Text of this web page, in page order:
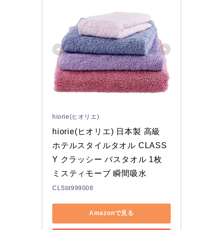
hiorie(ヒオリエ)
hiorie(ヒオリエ) 日本製 高級
ホテルスタイルタオル CLASS
Y クラッシー バスタオル 1枚
ミスティモーブ 瞬間吸水
CLSbt999008
Amazonで見る